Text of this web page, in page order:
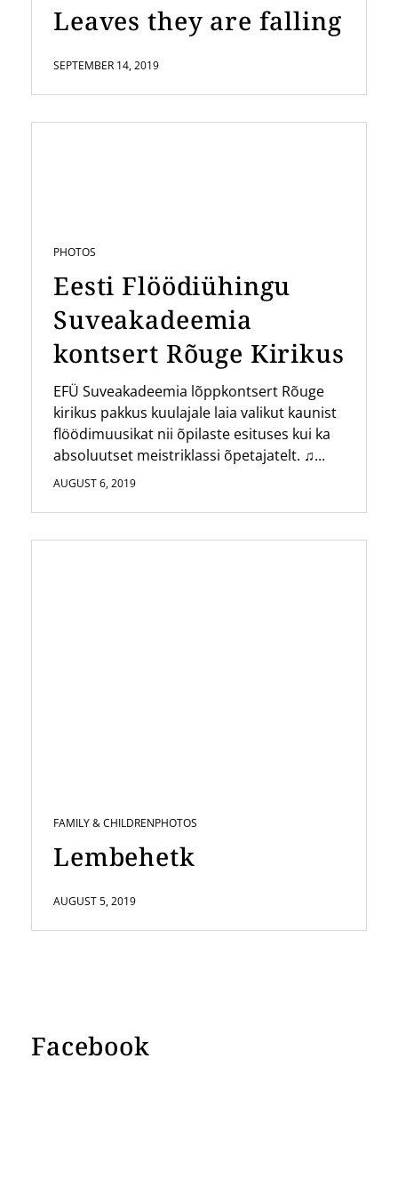
Leaves they are falling
SEPTEMBER 14, 2019
PHOTOS
Eesti Flöödiühingu
Suveakadeemia
kontsert Rõuge Kirikus
EFÜ Suveakadeemia lõppkontsert Rõuge
kirikus pakkus kuulajale laia valikut kaunist
flöödimuusikat nii õpilaste esituses kui ka
absoluutset meistriklassi õpetajatelt. ♫...
AUGUST 6, 2019
FAMILY & CHILDRENPHOTOS
Lembehetk
AUGUST 5, 2019
Facebook